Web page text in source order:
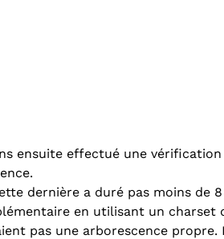
ensuite effectué une
dernière a duré pas moins de
en utilisant un charset
pas une arborescence